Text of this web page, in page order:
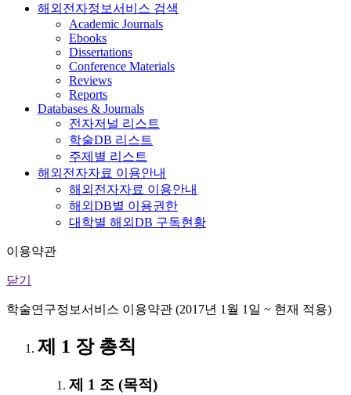
해외전자정보서비스 검색
Academic Journals
Ebooks
Dissertations
Conference Materials
Reviews
Reports
Databases & Journals
전자저널 리스트
학술DB 리스트
주제별 리스트
해외전자자료 이용안내
해외전자자료 이용안내
해외DB별 이용권한
대학별 해외DB 구독현황
이용약관
닫기
학술연구정보서비스 이용약관 (2017년 1월 1일 ~ 현재 적용)
제 1 장 총칙
제 1 조 (목적)